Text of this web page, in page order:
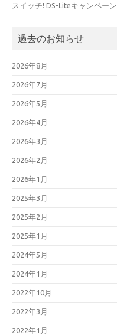
スイッチ! DS-Liteキャンペーン
過去のお知らせ
2026年8月
2026年7月
2026年5月
2026年4月
2026年3月
2026年2月
2026年1月
2025年3月
2025年2月
2025年1月
2024年5月
2024年1月
2022年10月
2022年3月
2022年1月